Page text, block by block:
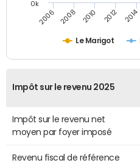
Le Marigot
2006 2008 2010 2012 2014
0k
Impôt sur le revenu 2025
Impôt sur le revenu net
moyen par foyer imposé
Revenu fiscal de référence